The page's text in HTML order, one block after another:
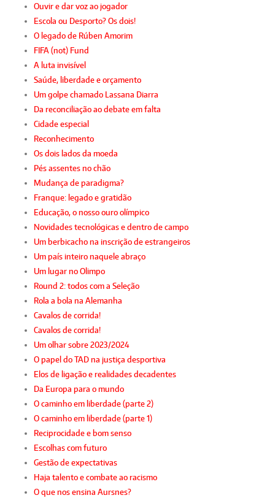
Ouvir e dar voz ao jogador
Escola ou Desporto? Os dois!
O legado de Rúben Amorim
FIFA (not) Fund
A luta invisível
Saúde, liberdade e orçamento
Um golpe chamado Lassana Diarra
Da reconciliação ao debate em falta
Cidade especial
Reconhecimento
Os dois lados da moeda
Pés assentes no chão
Mudança de paradigma?
Franque: legado e gratidão
Educação, o nosso ouro olímpico
Novidades tecnológicas e dentro de campo
Um berbicacho na inscrição de estrangeiros
Um país inteiro naquele abraço
Um lugar no Olimpo
Round 2: todos com a Seleção
Rola a bola na Alemanha
Cavalos de corrida!
Cavalos de corrida!
Um olhar sobre 2023/2024
O papel do TAD na justiça desportiva
Elos de ligação e realidades decadentes
Da Europa para o mundo
O caminho em liberdade (parte 2)
O caminho em liberdade (parte 1)
Reciprocidade e bom senso
Escolhas com futuro
Gestão de expectativas
Haja talento e combate ao racismo
O que nos ensina Aursnes?